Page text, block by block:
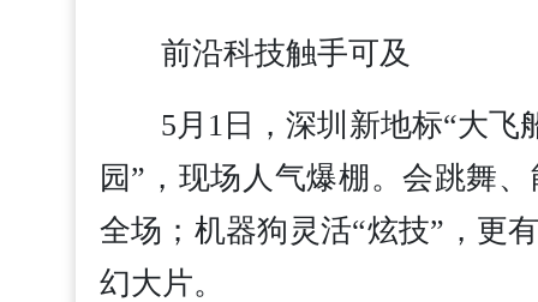
前沿科技触手可及
5月1日，深圳新地标“大
园”，现场人气爆棚。会跳舞
全场；机器狗灵活“炫技”，更
幻大片。